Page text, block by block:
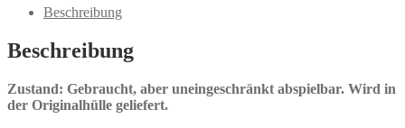
Beschreibung
Beschreibung
Zustand: Gebraucht, aber uneingeschränkt abspielbar. Wird in
der Originalhülle geliefert.